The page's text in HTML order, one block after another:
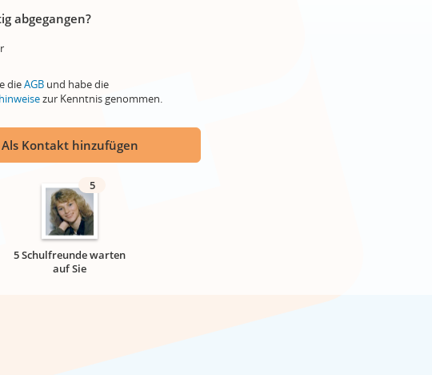
abgegangen?
dieAGB und habe die
zur Kenntnis genommen.
Als Kontakt hinzufügen
5
5 Schulfreunde warten
auf Sie